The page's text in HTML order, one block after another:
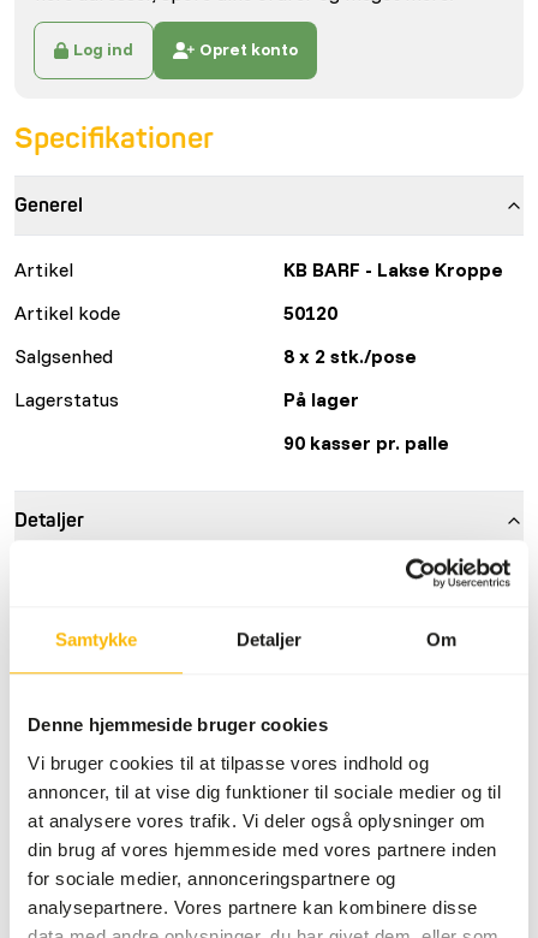
Samtykke Detaljer Om
Denne hjemmeside bruger cookies
Vi bruger cookies til at tilpasse vores indhold og
annoncer, til at vise dig funktioner til sociale medier og til
at analysere vores trafik. Vi deler også oplysninger om
din brug af vores hjemmeside med vores partnere inden
for sociale medier, annonceringspartnere og
analysepartnere. Vores partnere kan kombinere disse
Log ind Opret konto
Specifikationer
Generel
Artikel
KB BARF - Lakse Kroppe
Artikel kode
50120
Salgsenhed
8 x 2 stk./pose
Lagerstatus
På lager
90 kasser pr. palle
Detaljer
100% lakse kroppe
Mærke
Mere information
Det er nødvendigt at variere proteinkilder.
www.kbraw.eu/en/voedingsinformatie/) Dette er råt
dyrefoder. Brug venligst hygiejniske forholdsregler
www.feed-raw-right.eu).